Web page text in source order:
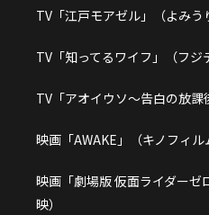
TV「江戸モアゼル」（よみう
TV「知ってるワイフ」（フジ
TV「アオイウソ～告白の放課
映画「AWAKE」（キノフィル
映画「劇場版 仮面ライダー
映）